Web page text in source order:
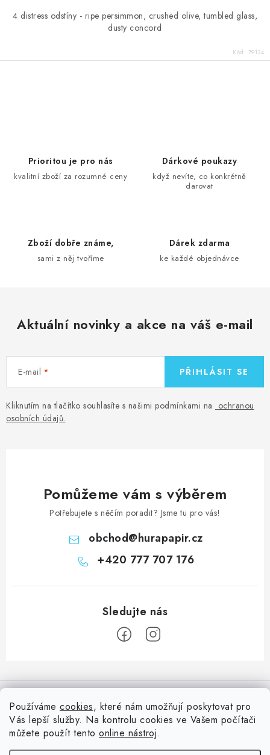
Používáme cookies, které nám umožňují poskytovat pro
Vás lepší služby. Na kontrolu cookies ve Vašem počítači
můžete použít tento online nástroj.
4 distress odstíny - ripe persimmon, crushed olive, tumbled glass,
dusty concord
Kód: 79134
s
Prioritou je pro nás
kvalitní zboží za rozumné ceny
Dárkové poukazy
když nevíte, co konkrétně
darovat
Zboží dobře známe,
sami z něj tvoříme
Dárek zdarma
ke každé objednávce
Aktuální novinky a akce na váš e-mail
E-mail
Kliknutím na tlačítko souhlasíte s našimi podmínkami na ochranou
osobních údajů.
PŘIHLÁSIT SE
Pomůžeme vám s výběrem
Potřebujete s něčím poradit? Jsme tu pro vás!
obchod@hurapapir.cz
+420 777 707 176
á
Doprava
Nepřehlédněte
Blog s nápady a návody